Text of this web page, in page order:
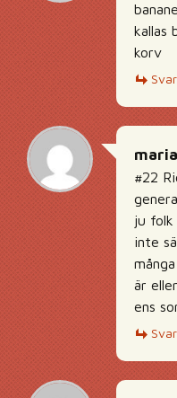
kallas
korv
maria
#22
ju folk
inte
är
ens